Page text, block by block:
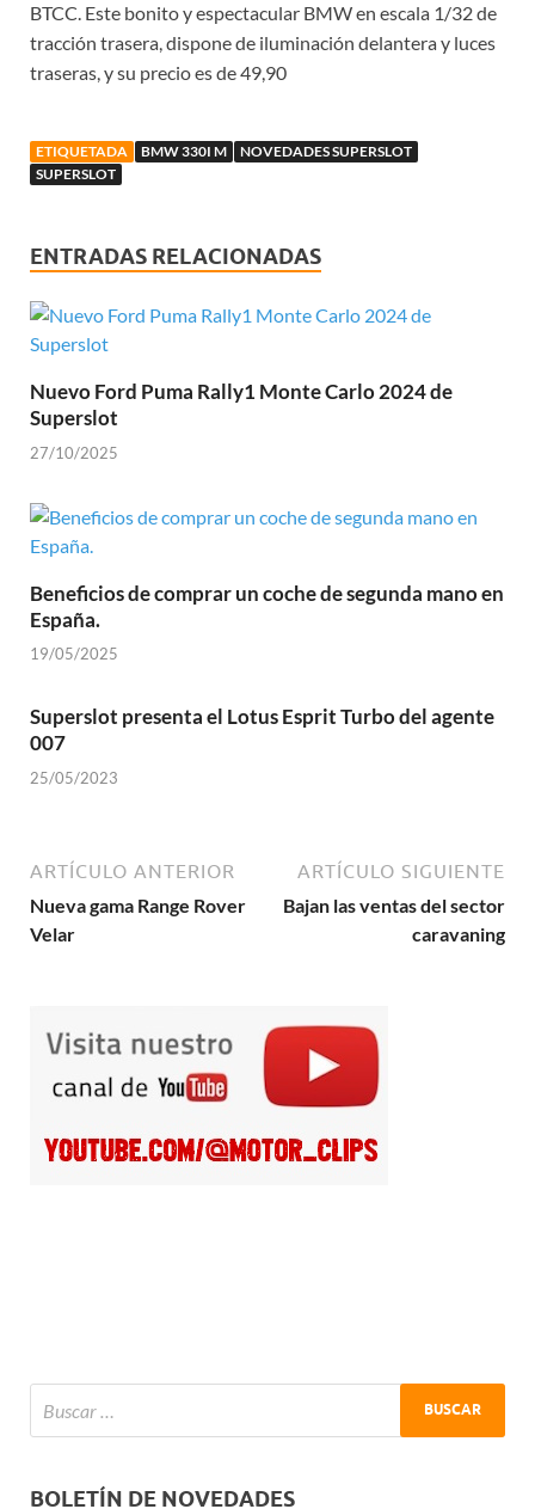
BTCC. Este bonito y espectacular BMW en escala 1/32 de
tracción trasera, dispone de iluminación delantera y luces
traseras, y su precio es de 49,90
ETIQUETADA BMW 330I M
NOVEDADES SUPERSLOT
SUPERSLOT
ENTRADAS RELACIONADAS
Nuevo Ford Puma Rally1 Monte Carlo 2024 de
Superslot
27/10/2025
Beneficios de comprar un coche de segunda mano en
España.
19/05/2025
Superslot presenta el Lotus Esprit Turbo del agente
007
25/05/2023
ARTÍCULO ANTERIOR
Nueva gama Range Rover
Velar
ARTÍCULO SIGUIENTE
Bajan las ventas del sector
caravaning
BOLETÍN DE NOVEDADES